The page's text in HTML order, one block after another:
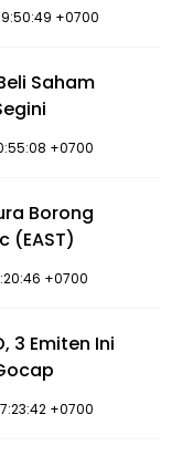
+0700
Saham
+0700
Borong
(EAST)
+0700
3 Emiten Ini
+0700